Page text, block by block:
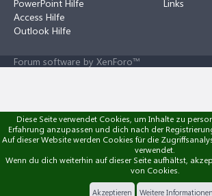
PowerPoint Hilfe
Access Hilfe
Outlook Hilfe
Links
Forum software by XenForo™
Diese Seite verwendet Cookies, um Inhalte zu
Erfahrung anzupassen und dich nach der
Auf dieser Website werden Cookies für die
verwendet.
Wenn du dich weiterhin auf dieser Seite aufhältst,
von Cookies.
Akzeptieren Weitere